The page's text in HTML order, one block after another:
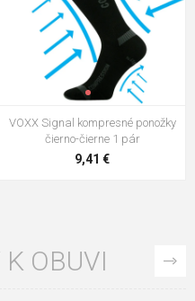
VOXX Signal kompresné ponožky
čierno-čierne 1 pár
9,41 €
OBUVI